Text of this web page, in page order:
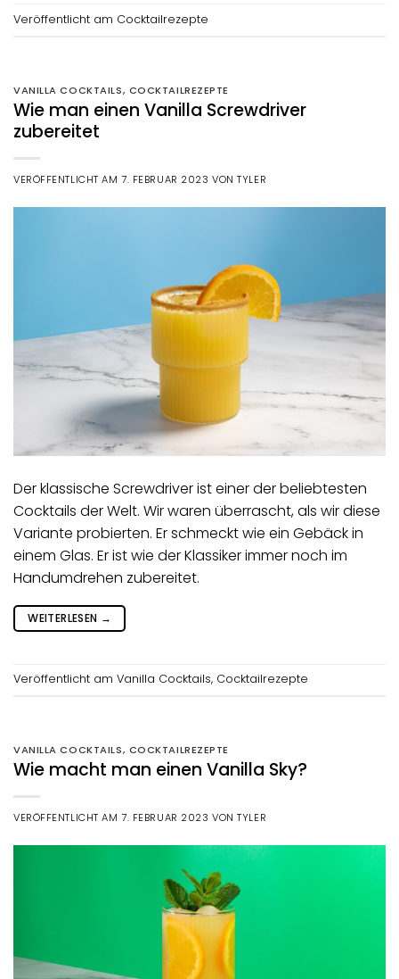
Veröffentlicht am Cocktailrezepte
VANILLA COCKTAILS, COCKTAILREZEPTE
Wie man einen Vanilla Screwdriver
zubereitet
VERÖFFENTLICHT AM7. FEBRUAR 2023 VONTYLER
Der klassische Screwdriver ist einer der beliebtesten
Cocktails der Welt. Wir waren überrascht, als wir diese
Variante probierten. Er schmeckt wie ein Gebäck in
einem Glas. Er ist wie der Klassiker immer noch im
Handumdrehen zubereitet.
WEITERLESEN →
Veröffentlicht am Vanilla Cocktails, Cocktailrezepte
VANILLA COCKTAILS, COCKTAILREZEPTE
Wie macht man einen Vanilla Sky?
VERÖFFENTLICHT AM7. FEBRUAR 2023 VONTYLER